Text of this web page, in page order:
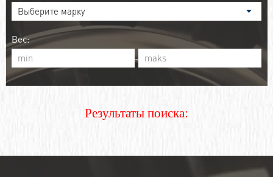
Вес:
-
Результаты поиска: